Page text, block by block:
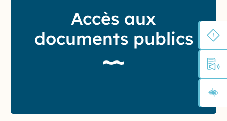
Accès aux
documents publics